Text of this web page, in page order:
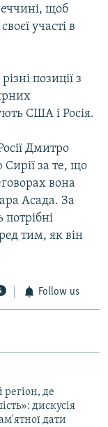
щоб
участі в
позиції з
США і Росія.
Дмитро
за те, що
вона
Асада. За
тим, як він
Follow us
де
дискусія
дати